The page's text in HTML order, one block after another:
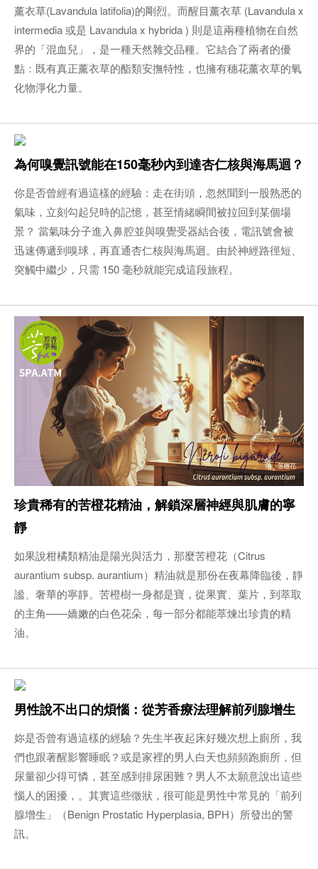
薰衣草(Lavandula latifolia)的剛烈。而醒目薰衣草 (Lavandula x
intermedia 或是 Lavandula x hybrida ) 則是這兩種植物在自然
界的「混血兒」，是一種天然雜交品種。它結合了兩者的優
點：既有真正薰衣草的酯類安撫特性，也擁有穗花薰衣草的氧
化物淨化力量。
為何嗅覺訊號能在150毫秒內到達杏仁核與海馬迴？
你是否曾經有過這樣的經驗：走在街頭，忽然聞到一股熟悉的
氣味，立刻勾起兒時的記憶，甚至情緒瞬間被拉回到某個場
景？ 當氣味分子進入鼻腔並與嗅覺受器結合後，電訊號會被
迅速傳遞到嗅球，再直通杏仁核與海馬迴。由於神經路徑短、
突觸中繼少，只需 150 毫秒就能完成這段旅程。
珍貴稀有的苦橙花精油，解鎖深層神經與肌膚的寧
靜
如果說柑橘類精油是陽光與活力，那麼苦橙花（Citrus
aurantium subsp. aurantium）精油就是那份在夜幕降臨後，靜
謐、奢華的寧靜。苦橙樹一身都是寶，從果實、葉片，到萃取
的主角——嬌嫩的白色花朵，每一部分都能萃煉出珍貴的精
油。
男性說不出口的煩惱：從芳香療法理解前列腺增生
妳是否曾有過這樣的經驗？先生半夜起床好幾次想上廁所，我
們也跟著醒影響睡眠？或是家裡的男人白天也頻頻跑廁所，但
尿量卻少得可憐，甚至感到排尿困難？男人不太願意說出這些
惱人的困擾，。其實這些徵狀，很可能是男性中常見的「前列
腺增生」（Benign Prostatic Hyperplasia, BPH）所發出的警
訊。